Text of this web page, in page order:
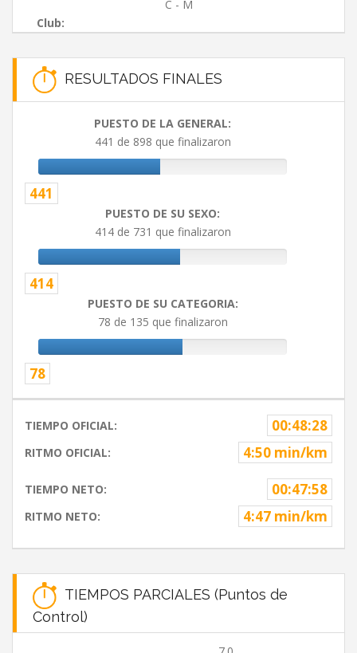
C - M
Club:
RESULTADOS FINALES
PUESTO DE LA GENERAL:
441 de 898 que finalizaron
441
PUESTO DE SU SEXO:
414 de 731 que finalizaron
414
PUESTO DE SU CATEGORIA:
78 de 135 que finalizaron
78
TIEMPO OFICIAL: 00:48:28
RITMO OFICIAL: 4:50 min/km
TIEMPO NETO: 00:47:58
RITMO NETO: 4:47 min/km
TIEMPOS PARCIALES (Puntos de
Control)